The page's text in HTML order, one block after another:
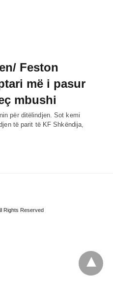
Feston
më i pasur
mbushi
për ditëlindjen. Sot kemi
të parit të KF Shkëndija,
Rights Reserved